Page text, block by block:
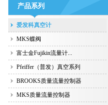
产品系列
爱发科真空计
MKS蝶阀
富士金Fujikin流量计...
Pfeiffer（普发）真空系列
BROOKS质量流量控制器
MKS质量流量控制器